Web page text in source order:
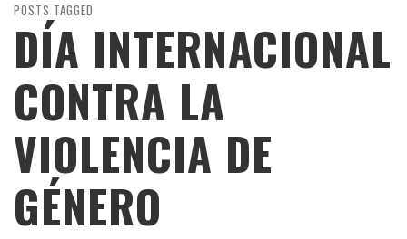
POSTS TAGGED
DÍA INTERNACIONAL
CONTRA LA
VIOLENCIA DE
GÉNERO